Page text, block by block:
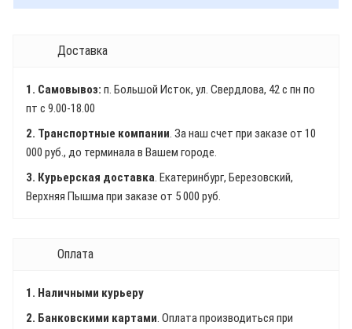
Доставка
1. Самовывоз: п. Большой Исток, ул. Свердлова, 42 с пн по
пт с 9.00-18.00
2. Транспортные компании. За наш счет при заказе от 10
000 руб., до терминала в Вашем городе.
3. Курьерская доставка. Екатеринбург, Березовский,
Верхняя Пышма при заказе от 5 000 руб.
Оплата
1. Наличными курьеру
2. Банковскими картами. Оплата производиться при